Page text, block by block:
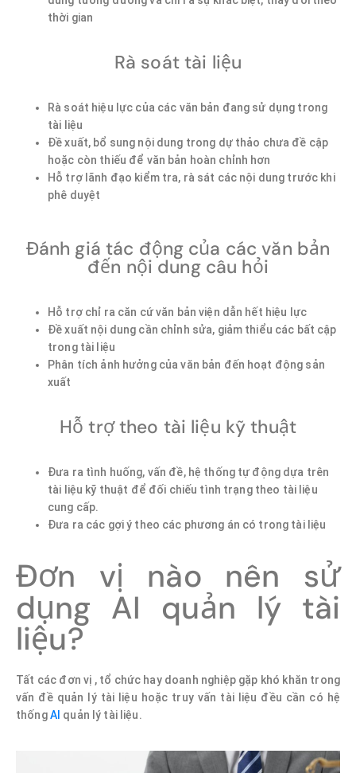
thời gian
Rà soát tài liệu
Rà soát hiệu lực của các văn bản đang sử dụng trong
tài liệu
Đề xuất, bổ sung nội dung trong dự thảo chưa đề cập
hoặc còn thiếu để văn bản hoàn chỉnh hơn
Hỗ trợ lãnh đạo kiểm tra, rà sát các nội dung trước khi
phê duyệt
Đánh giá tác động của các văn bản
đến nội dung câu hỏi
Hỗ trợ chỉ ra căn cứ văn bản viện dẫn hết hiệu lực
Đề xuất nội dung cần chỉnh sửa, giảm thiểu các bất cập
trong tài liệu
Phân tích ảnh hưởng của văn bản đến hoạt động sản
xuất
Hỗ trợ theo tài liệu kỹ thuật
Đưa ra tình huống, vấn đề, hệ thống tự động dựa trên
tài liệu kỹ thuật để đối chiếu tình trạng theo tài liệu
cung cấp.
Đưa ra các gợi ý theo các phương án có trong tài liệu
Đơn vị nào nên sử
dụng AI quản lý tài
liệu?
Tất các đơn vị , tổ chức hay doanh nghiệp gặp khó khăn trong
vấn đề quản lý tài liệu hoặc truy vấn tài liệu đều cần có hệ
thốngAI quản lý tài liệu.